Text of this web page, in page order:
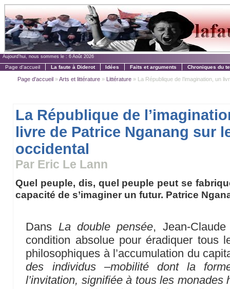
Aujourd'hui, nous sommes le : 6 Août 2026
Page d'accueil La faute à Diderot Idées Faits et arguments Chroniques du
Page d'accueil »Arts et littérature » Littérature » La République de l’imagination, un
La République de
livre de Patrice Nganang sur
occidental
Par Eric Le Lann
Quel peuple, dis, quel peuple peut se
capacité de s’imaginer un futur. Patrice
Dans La double pensée, Jean-
condition absolue pour éradiquer tous
philosophiques à l’accumulation du
des individus –mobilité dont la
l’invitation, signifiée à tous les